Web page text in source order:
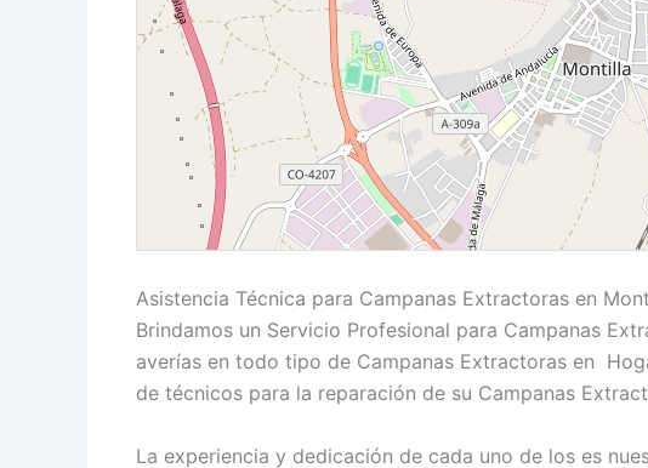
Asistencia Técnica para Campanas Extractoras en
Brindamos un Servicio Profesional para Campanas
averías en todo tipo de Campanas Extractoras en
de técnicos para la reparación de su Campanas
La experiencia y dedicación de cada uno de los es